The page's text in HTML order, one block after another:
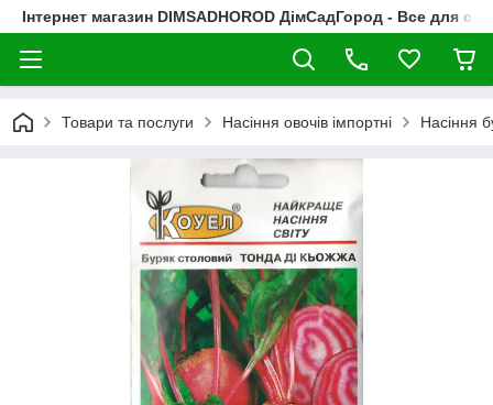
Інтернет магазин DIMSADHOROD ДімСадГород - Все для
Товари та послуги Насіння овочів імпортні Насіння